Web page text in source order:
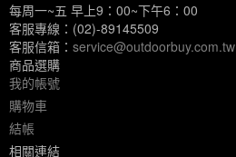
每周一~五 早上9：00~下午6：00
客服專線：(02)-89145509
客服信箱： service@outdoorbuy.com.tw
商品選購
我的帳號
購物車
結帳
相關連結